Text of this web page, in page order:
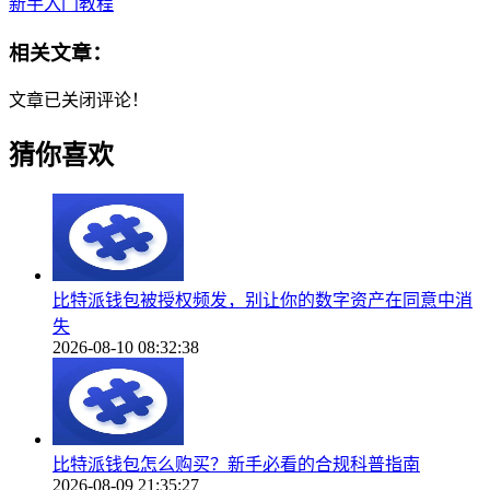
相关文章：
文章已关闭评论！
猜你喜欢
比特派钱包被授权频发，别让你的数字资产在同意中消
失
2026-08-10 08:32:38
比特派钱包怎么购买？新手必看的合规科普指南
2026-08-09 21:35:27